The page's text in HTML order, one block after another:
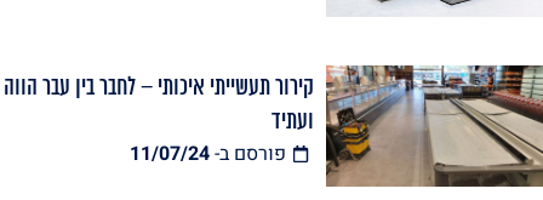
קירור תעשייתי איכותי – לחבר בין עבר הווה
ועתיד
פורסם ב-11/07/24